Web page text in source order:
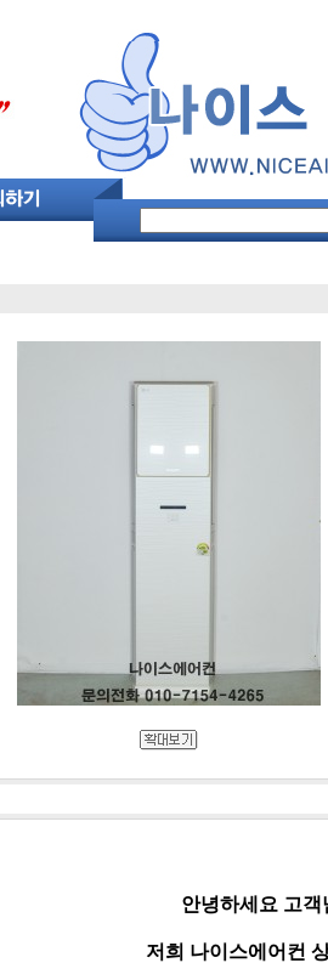
안녕하세요 고
저희 나이스에어컨